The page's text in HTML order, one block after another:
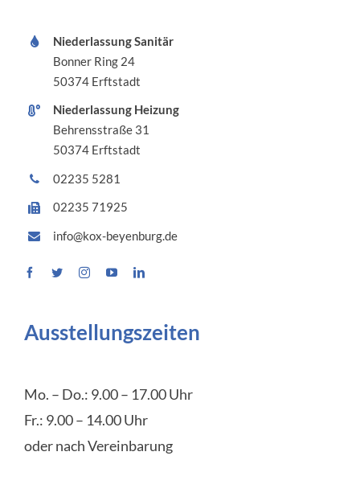
Niederlassung Sanitär
Bonner Ring 24
50374 Erftstadt
Niederlassung Heizung
Behrensstraße 31
50374 Erftstadt
02235 5281
02235 71925
info@kox-beyenburg.de
Ausstellungszeiten
Mo. – Do.: 9.00 – 17.00 Uhr
Fr.: 9.00 – 14.00 Uhr
oder nach Vereinbarung